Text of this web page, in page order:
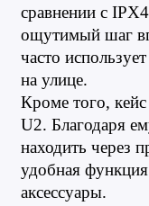
сравнении с
ощутимый шаг
часто
на улице.
Кроме того,
U2. Благодаря
находить через
удобная функция
аксессуары.